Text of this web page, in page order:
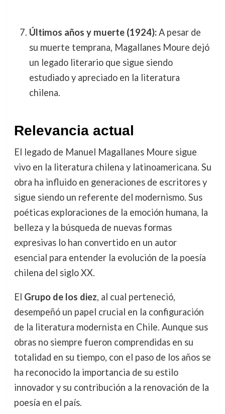
Últimos años y muerte (1924):A pesar de
su muerte temprana, Magallanes Moure dejó
un legado literario que sigue siendo
estudiado y apreciado en la literatura
chilena.
Relevancia actual
El legado de Manuel Magallanes Moure sigue
vivo en la literatura chilena y latinoamericana. Su
obra ha influido en generaciones de escritores y
sigue siendo un referente del modernismo. Sus
poéticas exploraciones de la emoción humana, la
belleza y la búsqueda de nuevas formas
expresivas lo han convertido en un autor
esencial para entender la evolución de la poesía
chilena del siglo XX.
El Grupo de los diez, al cual perteneció,
desempeñó un papel crucial en la configuración
de la literatura modernista en Chile. Aunque sus
obras no siempre fueron comprendidas en su
totalidad en su tiempo, con el paso de los años se
ha reconocido la importancia de su estilo
innovador y su contribución a la renovación de la
poesía en el país.